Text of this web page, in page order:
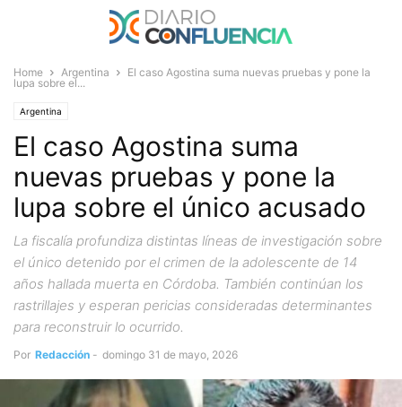
Home Argentina
El caso Agostina suma nuevas pruebas y pone la
lupa sobre el...
Argentina
El caso Agostina suma
nuevas pruebas y pone la
lupa sobre el único acusado
La fiscalía profundiza distintas líneas de investigación sobre
el único detenido por el crimen de la adolescente de 14
años hallada muerta en Córdoba. También continúan los
rastrillajes y esperan pericias consideradas determinantes
para reconstruir lo ocurrido.
Por Redacción - domingo 31 de mayo, 2026